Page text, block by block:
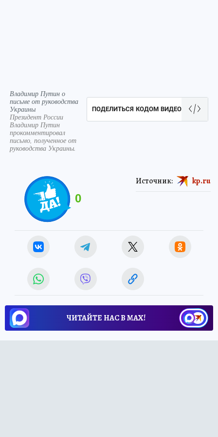
Владимир Путин о
письме от руководства
Украины
Президент России
Владимир Путин
прокомментировал
письмо, полученное от
руководства Украины.
ПОДЕЛИТЬСЯ КОДОМ ВИДЕО
0
Источник: kp.ru
ЧИТАЙТЕ НАС В МАХ!